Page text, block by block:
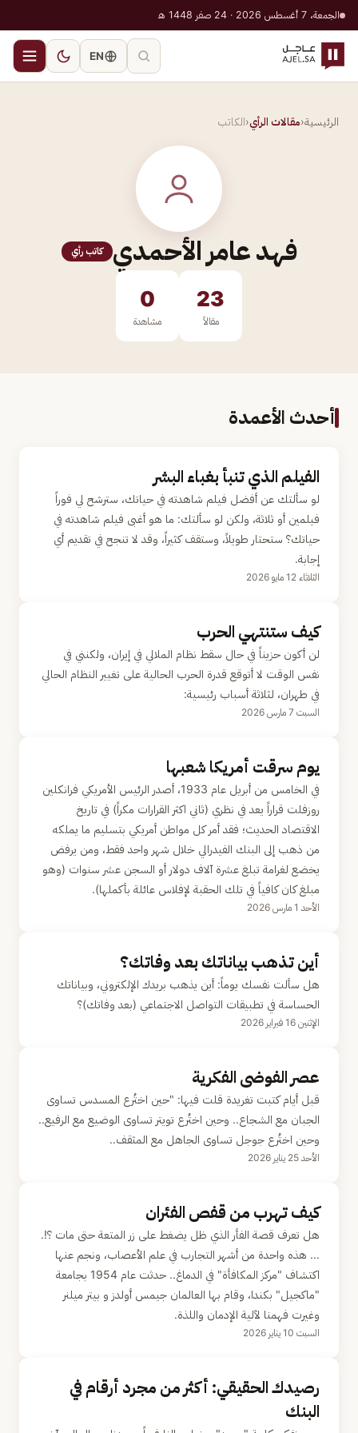
الجمعة، 7 أغسطس 2026 · 24 صفر 1448 هـ
EN
الرئيسية‹مقالات الرأي‹الكاتب
فهد عامر الأحمدي كاتب رأي
23
مقالاً
0
مشاهدة
أحدث الأعمدة
الفيلم الذي تنبأ بغباء البشر
لو سألتك عن أفضل فيلم شاهدته في حياتك، سترشح لي فوراً
فيلمين أو ثلاثة، ولكن لو سألتك: ما هو أغبى فيلم شاهدته في
حياتك؟ ستحتار طويلاً، وستقف كثيراً، وقد لا تنجح في تقديم أي
إجابة.
الثلاثاء 12 مايو 2026
كيف ستنتهي الحرب
لن أكون حزيناً في حال سقط نظام الملالي في إيران، ولكنني في
نفس الوقت لا أتوقع قدرة الحرب الحالية على تغيير النظام الحالي
في طهران، لثلاثة أسباب رئيسية:
السبت 7 مارس 2026
يوم سرقت أمريكا شعبها
في الخامس من أبريل عام 1933، أصدر الرئيس الأمريكي فرانكلين
روزفلت قراراً يعد في نظري (ثاني اكثر القرارات مكراً) في تاريخ
الاقتصاد الحديث؛ فقد أمر كل مواطن أمريكي بتسليم ما يملكه
من ذهب إلى البنك الفيدرالي خلال شهر واحد فقط، ومن يرفض
يخضع لغرامة تبلغ عشرة آلاف دولار أو السجن عشر سنوات (وهو
مبلغ كان كافياً في تلك الحقبة لإفلاس عائلة بأكملها).
الأحد 1 مارس 2026
أين تذهب بياناتك بعد وفاتك؟
هل سألت نفسك يوماً: أين يذهب بريدك الإلكتروني، وبياناتك
الحساسة في تطبيقات التواصل الاجتماعي (بعد وفاتك)؟
الإثنين 16 فبراير 2026
عصر الفوضى الفكرية
قبل أيام كتبت تغريدة قلت فيها: "حين اختُرع المسدس تساوى
الجبان مع الشجاع.. وحين اختُرع تويتر تساوى الوضيع مع الرفيع..
وحين اختُرع جوجل تساوى الجاهل مع المثقف..
الأحد 25 يناير 2026
كيف تهرب من قفص الفئران
هل تعرف قصة الفأر الذي ظل يضغط على زر المتعة حتى مات ؟!.
... هذه واحدة من أشهر التجارب في علم الأعصاب، ونجم عنها
اكتشاف "مركز المكافأة" في الدماغ.. حدثت عام 1954 بجامعة
"ماكجيل" بكندا، وقام بها العالمان جيمس أولدز و بيتر ميلنر
وغيرت فهمنا لآلية الإدمان واللذة.
السبت 10 يناير 2026
رصيدك الحقيقي: أكثر من مجرد أرقام في
البنك